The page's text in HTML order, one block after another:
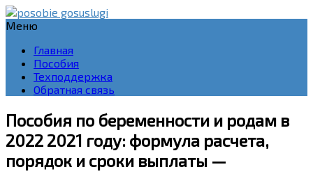
Меню
Главная
Пособия
Техподдержка
Обратная связь
Пособия по беременности и родам в
2022 2021 году: формула расчета,
порядок и сроки выплаты —